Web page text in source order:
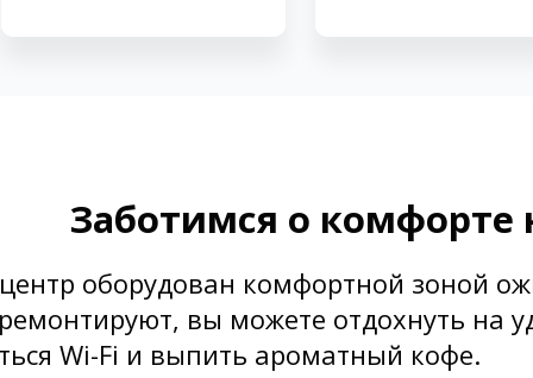
Заботимся о
оборудован комфортной зоной
вы можете отдохнуть на
Wi-Fi и выпить ароматный кофе.